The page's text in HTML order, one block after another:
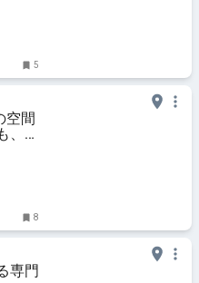
5
空間
、夜
8
専門